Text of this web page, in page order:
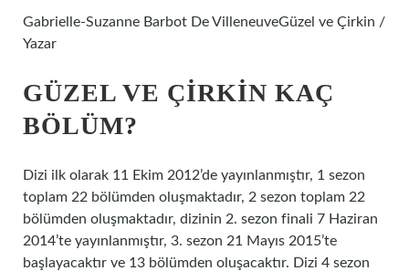
Gabrielle-Suzanne Barbot De VilleneuveGüzel ve Çirkin /
Yazar
GÜZEL VE ÇIRKIN KAÇ
BÖLÜM?
Dizi ilk olarak 11 Ekim 2012’de yayınlanmıştır, 1 sezon
toplam 22 bölümden oluşmaktadır, 2 sezon toplam 22
bölümden oluşmaktadır, dizinin 2. sezon finali 7 Haziran
2014’te yayınlanmıştır, 3. sezon 21 Mayıs 2015’te
başlayacaktır ve 13 bölümden oluşacaktır. Dizi 4 sezon